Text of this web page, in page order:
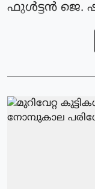
ഫുൾട്ടൻ ജെ.